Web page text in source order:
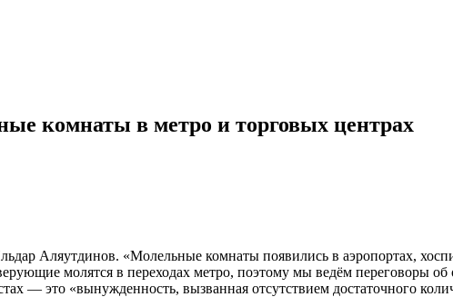
комнаты в метро и торговых центрах
Аляутдинов. «Молельные комнаты появились в аэропортах,
молятся в переходах метро, поэтому мы ведём переговоры
— это «вынужденность, вызванная отсутствием достаточного